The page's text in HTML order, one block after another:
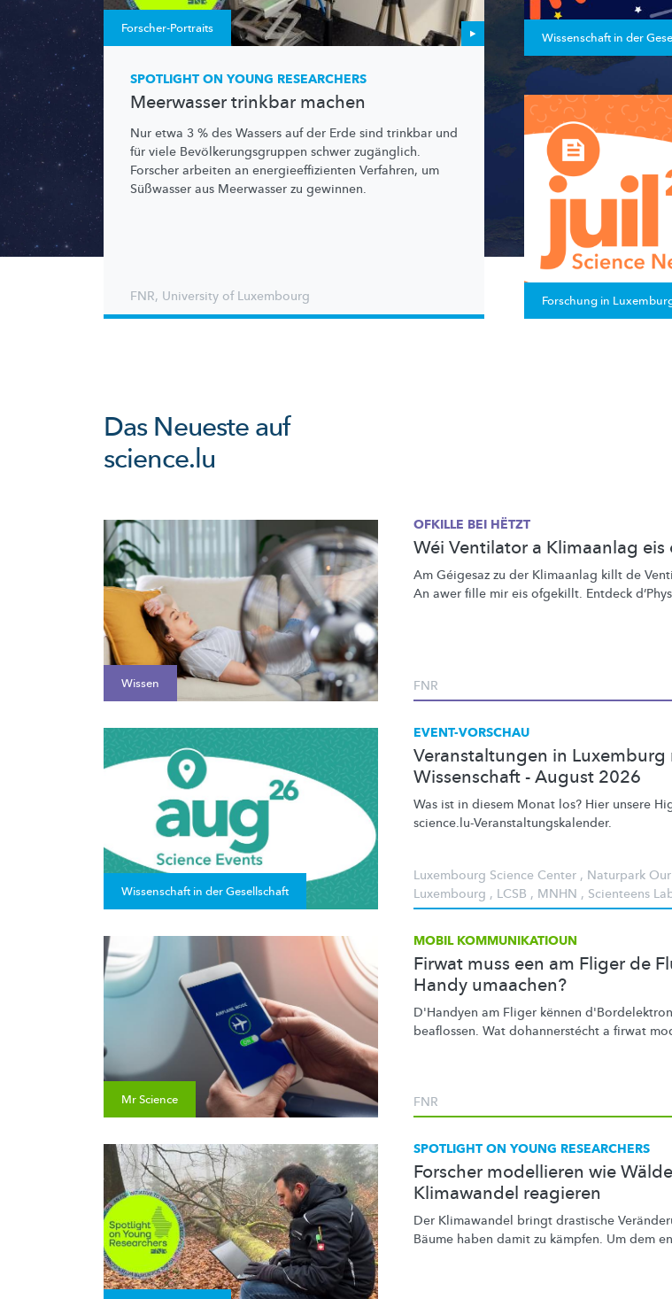
Forscher-Portraits
SPOTLIGHT ON YOUNG RESEARCHERS
Meerwasser trinkbar machen
Nur etwa 3 % des Wassers auf der Erde sind trinkbar und
für viele Bevölkerungsgruppen schwer zugänglich.
Forscher arbeiten an energieeffizienten Verfahren, um
Süßwasser aus Meerwasser zu gewinnen.
FNR, University of Luxembourg
Wissenschaft in der
Forschung in
Das Neueste auf
science.lu
Wissen
OFKILLE BEI HËTZT
Wéi Ventilator a Klimaanlag eis
Am Géigesaz zu der Klimaanlag killt de
An awer fille mir eis ofgekillt. Entdeck
FNR
Wissenschaft in der Gesellschaft
EVENT-VORSCHAU
Veranstaltungen in
Wissenschaft - August 2026
Was ist in diesem Monat los? Hier unsere
science.lu-Veranstaltungskalender.
Luxembourg Science Center , Naturpark Our
Luxembourg , LCSB , MNHN , Scienteens
Mr Science
MOBIL KOMMUNIKATIOUN
Firwat muss een am Fliger de
Handy umaachen?
D'Handyen am Fliger kënnen
beaflossen. Wat dohannerstécht a firwat
FNR
SPOTLIGHT ON YOUNG RESEARCHERS
Forscher modellieren wie
Klimawandel reagieren
Der Klimawandel bringt drastische
Bäume haben damit zu kämpfen. Um dem